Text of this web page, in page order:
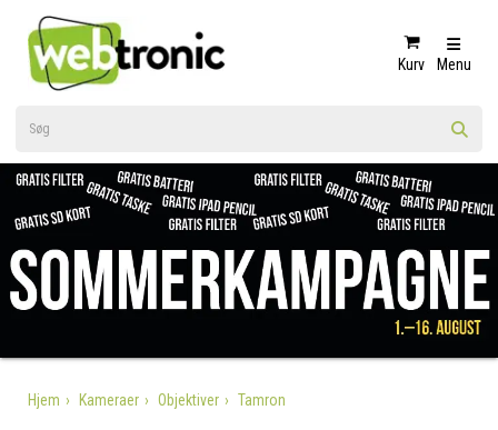
Kurv Menu
Hjem Kameraer Objektiver Tamron